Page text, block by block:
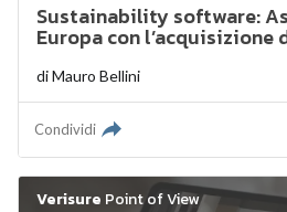
Sustainability software:
Europa con l’acquisizione
diMauro Bellini
Condividi
Verisure Point of View